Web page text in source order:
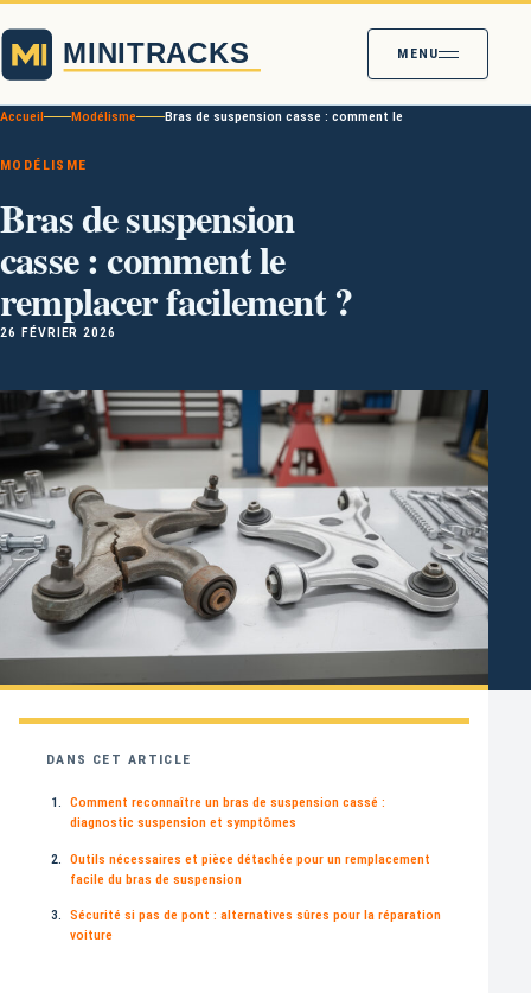
MENU
Accueil Modélisme Bras de suspension casse : comment le remplacer
MODÉLISME
Bras de suspension
casse : comment le
remplacer facilement ?
26 FÉVRIER 2026
DANS CET ARTICLE
Comment reconnaître un bras de suspension cassé :
diagnostic suspension et symptômes
Outils nécessaires et pièce détachée pour un remplacement
facile du bras de suspension
Sécurité si pas de pont : alternatives sûres pour la réparation
voiture